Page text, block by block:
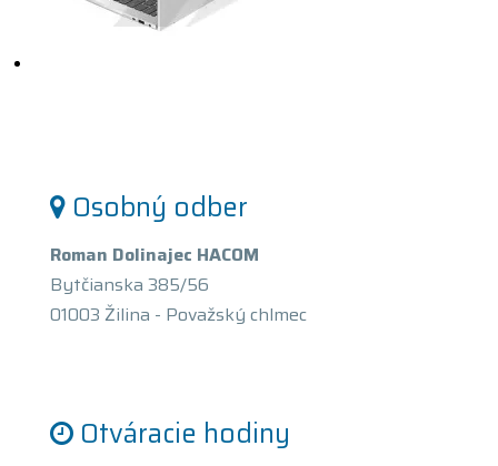
Osobný odber
Roman Dolinajec HACOM
Bytčianska 385/56
01003 Žilina - Považský chlmec
Otváracie hodiny